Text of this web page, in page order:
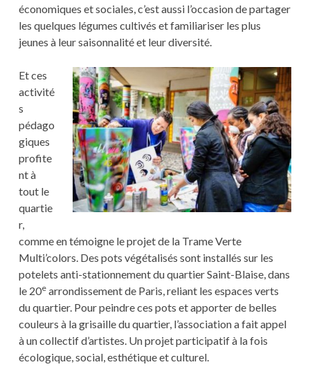
économiques et sociales, c’est aussi l’occasion de partager
les quelques légumes cultivés et familiariser les plus
jeunes à leur saisonnalité et leur diversité.
Et ces
activité
s
pédago
giques
profite
nt à
tout le
quartie
r,
comme en témoigne le projet de la Trame Verte
Multi’colors. Des pots végétalisés sont installés sur les
potelets anti-stationnement du quartier Saint-Blaise, dans
le 20earrondissement de Paris, reliant les espaces verts
du quartier. Pour peindre ces pots et apporter de belles
couleurs à la grisaille du quartier, l’association a fait appel
à un collectif d’artistes. Un projet participatif à la fois
écologique, social, esthétique et culturel.